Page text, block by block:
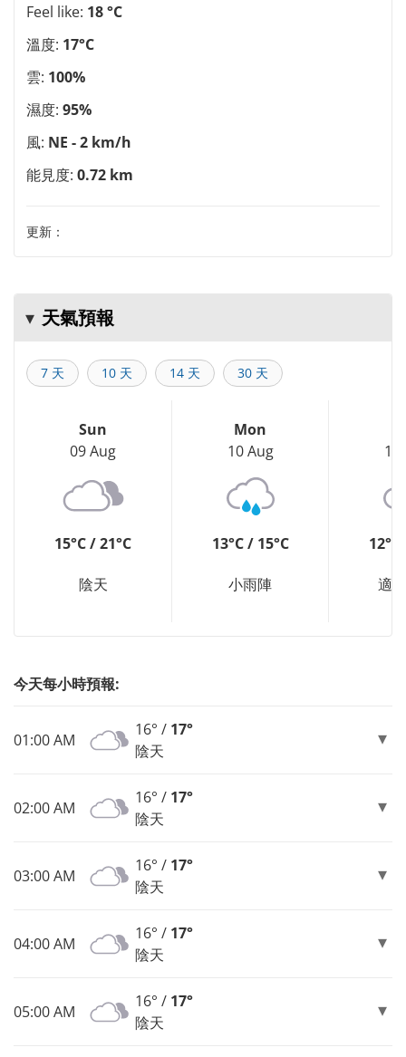
Feel like: 18 °C
溫度: 17°C
雲: 100%
濕度: 95%
風: NE - 2 km/h
能見度: 0.72 km
更新：
天氣預報
7 天 10 天 14 天 30 天
Sun
09 Aug
15°C / 21°C
陰天
Mon
10 Aug
13°C / 15°C
小雨陣
11
12°C
適
今天每小時預報:
01:00 AM
16° / 17°
陰天
02:00 AM
16° / 17°
陰天
03:00 AM
16° / 17°
陰天
04:00 AM
16° / 17°
陰天
05:00 AM
16° / 17°
陰天